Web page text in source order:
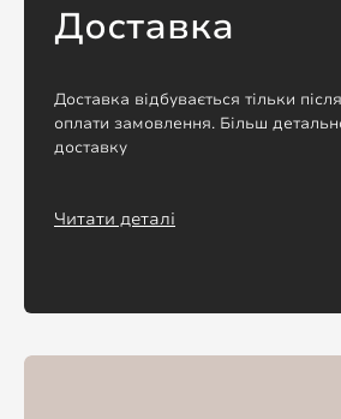
Доставка
Доставка відбувається тільки
оплати замовлення. Більш
доставку
Читати деталі